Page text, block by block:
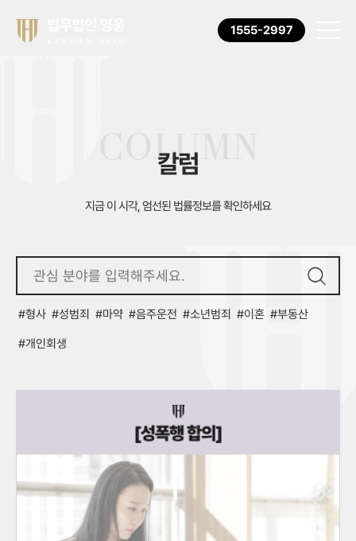
1555-2997
COLUMN
칼럼
지금 이 시각, 엄선된 법률정보를 확인하세요
형사 성범죄 마약 음주운전 소년범죄 이혼 부동산
개인회생